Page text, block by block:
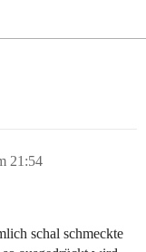
21:54
schal schmeckte